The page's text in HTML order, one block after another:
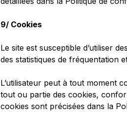
9/ Cookies
Le site est susceptible d’utiliser
des statistiques de fréquentation
L’utilisateur peut à tout moment
tout ou partie des cookies,
cookies sont précisées dans la